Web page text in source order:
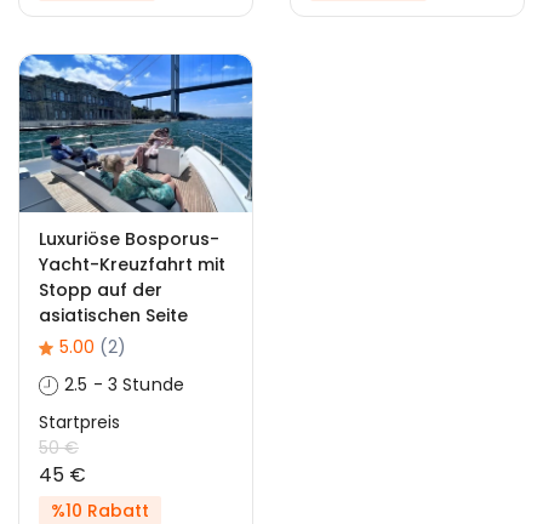
Luxuriöse Bosporus-
Yacht-Kreuzfahrt mit
Stopp auf der
asiatischen Seite
5.00 (2)
2.5 - 3 Stunde
Startpreis
50 €
45 €
%10 Rabatt